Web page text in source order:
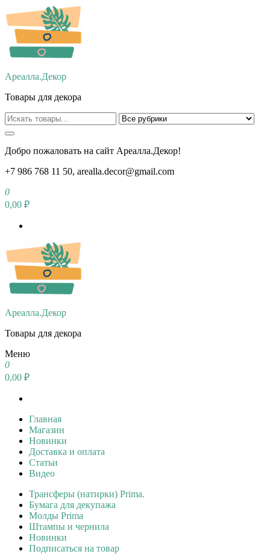
Перейти
к
содержимому
Ареалла.Декор
Товары для декора
Добро пожаловать на сайт Ареалла.Декор!
+7 986 768 11 50, arealla.decor@gmail.com
0
0,00 ₽
Ареалла.Декор
Товары для декора
Меню
0
0,00 ₽
Главная
Магазин
Новинки
Доставка и оплата
Статьи
Видео
Трансферы (натирки) Prima.
Бумага для декупажа
Молды Prima
Штампы и чернила
Новинки
Подписаться на товар